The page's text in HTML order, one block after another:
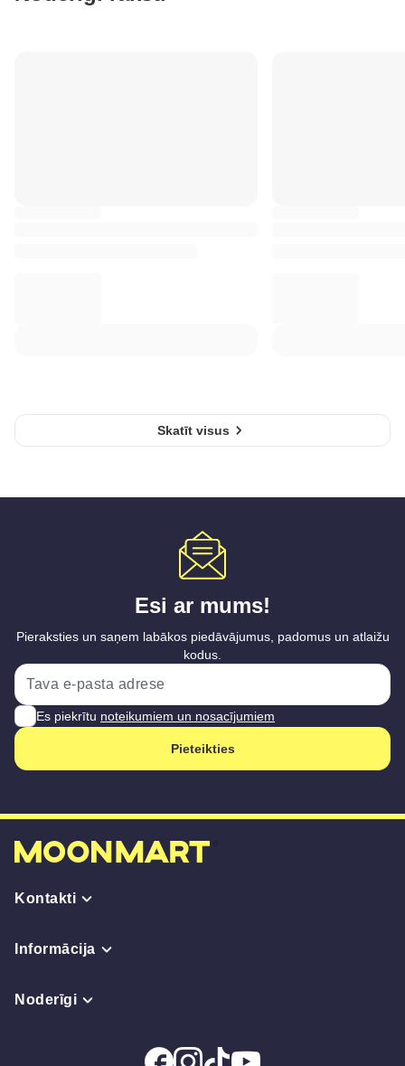
Skatīt visus
Esi ar mums!
Pieraksties un saņem labākos piedāvājumus, padomus un atlaižu
kodus.
Es piekrītu noteikumiem un nosacījumiem
Pieteikties
Kontakti
Informācija
Noderīgi